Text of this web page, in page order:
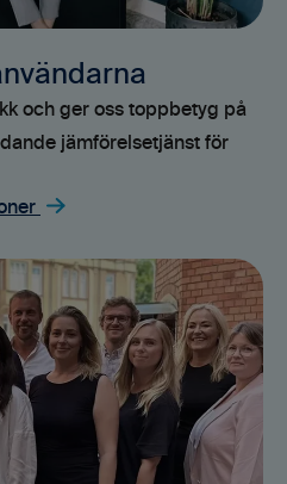
och ger oss toppbetyg på
jämförelsetjänst för